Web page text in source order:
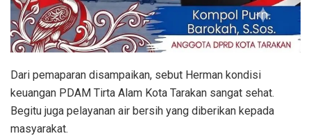
Dari pemaparan disampaikan, sebut Herman kondisi
keuangan PDAM Tirta Alam Kota Tarakan sangat sehat.
Begitu juga pelayanan air bersih yang diberikan kepada
masyarakat.